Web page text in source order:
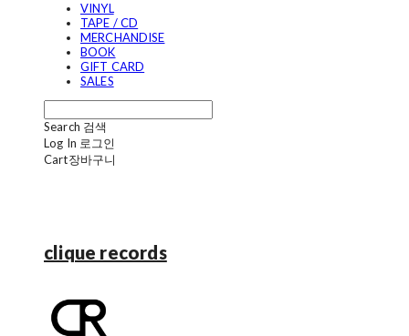
VINYL
TAPE / CD
MERCHANDISE
BOOK
GIFT CARD
SALES
Search 검색
Log In 로그인
Cart장바구니
clique records